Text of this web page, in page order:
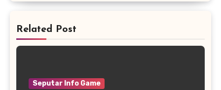
Related Post
Seputar Info Game